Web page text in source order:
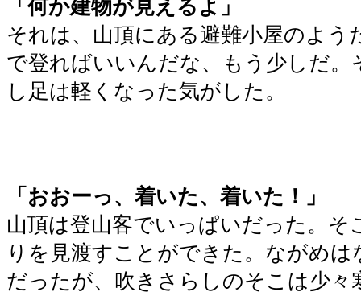
「何か建物が見えるよ」
それは、山頂にある避難小屋のよう
で登ればいいんだな、もう少しだ。
し足は軽くなった気がした。
「おおーっ、着いた、着いた！」
山頂は登山客でいっぱいだった。そ
りを見渡すことができた。ながめ
だったが、吹きさらしのそこは少々